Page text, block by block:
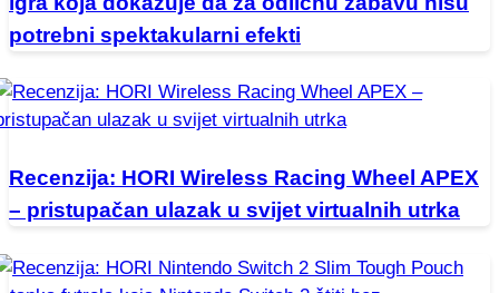
potrebni spektakularni efekti
Recenzija: HORI Wireless Racing Wheel APEX
– pristupačan ulazak u svijet virtualnih utrka